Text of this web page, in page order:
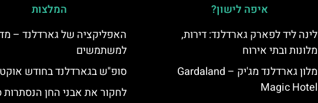
איפה לישון?
לינה ליד לפארק גארדלנד: דירות,
מלונות ובתי אירוח
מלון גארדלנד מג'יק – Gardaland
Magic Hotel
המלצות
האפליקציה של גארדלנד –
למשתמשים
סופ"ש בגארדלנד בחודש
לחקור את אבני החן הנסתרות